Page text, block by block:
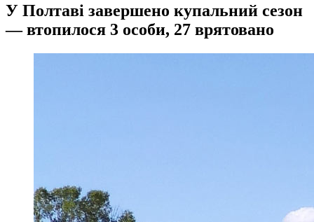
У Полтаві завершено купальний сезон
— втопилося 3 особи, 27 врятовано